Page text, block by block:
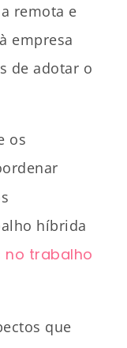
remota e
empresa
de adotar o
os
híbrida
no trabalho
que